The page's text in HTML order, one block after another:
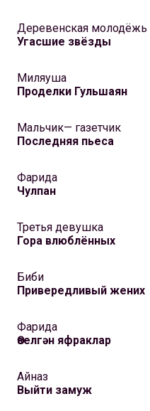
Деревенская молодёжь
Угасшие звёзды
Миляуша
Проделки Гульшаян
Мальчик— газетчик
Последняя пьеса
Фарида
Чулпан
Третья девушка
Гора влюблённых
Биби
Привередливый жених
Фарида
Өзелгән яфраклар
Айназ
Выйти замуж